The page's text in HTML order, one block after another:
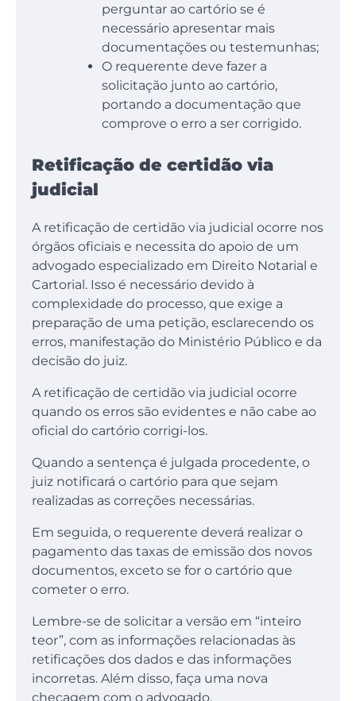
perguntar ao cartório se é
necessário apresentar mais
documentações ou testemunhas;
O requerente deve fazer a
solicitação junto ao cartório,
portando a documentação que
comprove o erro a ser corrigido.
Retificação de certidão via
judicial
A retificação de certidão via judicial ocorre nos
órgãos oficiais e necessita do apoio de um
advogado especializado em Direito Notarial e
Cartorial. Isso é necessário devido à
complexidade do processo, que exige a
preparação de uma petição, esclarecendo os
erros, manifestação do Ministério Público e da
decisão do juiz.
A retificação de certidão via judicial ocorre
quando os erros são evidentes e não cabe ao
oficial do cartório corrigi-los.
Quando a sentença é julgada procedente, o
juiz notificará o cartório para que sejam
realizadas as correções necessárias.
Em seguida, o requerente deverá realizar o
pagamento das taxas de emissão dos novos
documentos, exceto se for o cartório que
cometer o erro.
Lembre-se de solicitar a versão em “inteiro
teor”, com as informações relacionadas às
retificações dos dados e das informações
incorretas. Além disso, faça uma nova
checagem com o advogado.